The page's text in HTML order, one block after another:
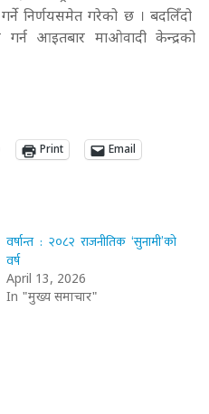
निर्णयसमेत गरेको छ । बदलिँदो
गर्न आइतबार माओवादी केन्द्रको
Print Email
वर्षान्त : २०८२ राजनीतिक ‘सुनामी’को
वर्ष
April 13, 2026
In "मुख्य समाचार"